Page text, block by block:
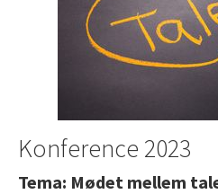
Konference 2023
Tema: Mødet mellem